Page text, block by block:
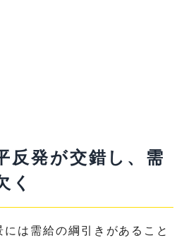
反発が交錯し、需
く
は需給の綱引きがあること